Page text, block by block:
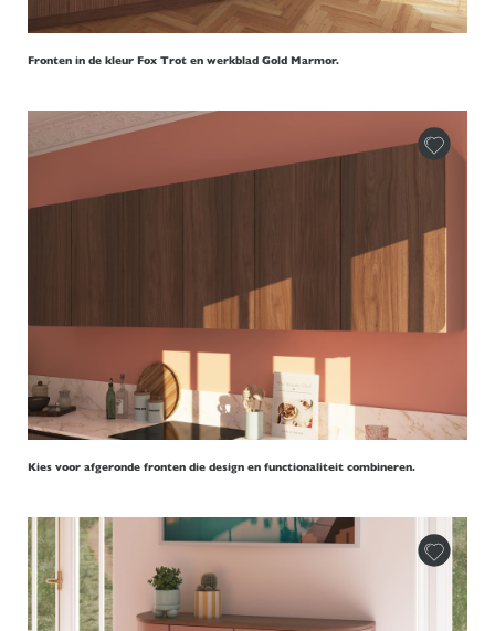
Fronten in de kleur Fox Trot en werkblad Gold Marmor.
Kies voor afgeronde fronten die design en functionaliteit combineren.